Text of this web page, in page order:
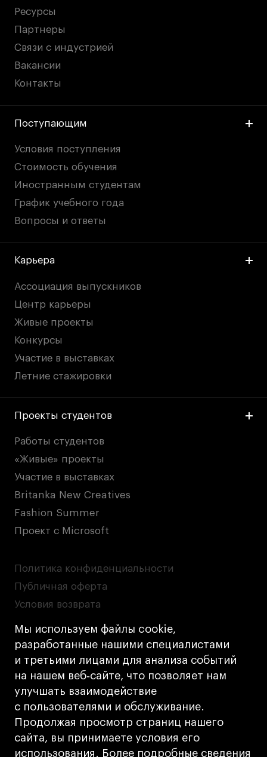
© 2026 БВШД
деятельности АНО ВО «Универсальный
Университет»
Карта сайта
Мы используем файлы cookie,
разработанные нашими специалистами
и третьими лицами для анализа событий
на нашем веб‑сайте, что позволяет нам
улучшать взаимодействие
с пользователями и обслуживание.
Продолжая просмотр страниц нашего
сайта, вы принимаете условия его
использования. Более подробные сведения
Ресурсы
Партнеры
Связи с индустрией
Вакансии
Контакты
Поступающим
Условия поступления
Стоимость обучения
Иностранным студентам
График учебного года
Вопросы и ответы
Карьера
Ассоциация выпускников
Центр карьеры
Живые проекты
Конкурсы
Участие в выставках
Летние стажировки
Проекты студентов
Работы студентов
«Живые» проекты
Участие в выставках
Britanka New Creatives
Fashion Summer
Проект с Microsoft
Политика конфиденциальности
Публичная оферта
Условия возврата
Кредит на образование с господдержкой
Лицензия на осуществление образовательной
деятельности АНО ВО «Универсальный
Университет»
Карта сайта
Дизайн
Разработка